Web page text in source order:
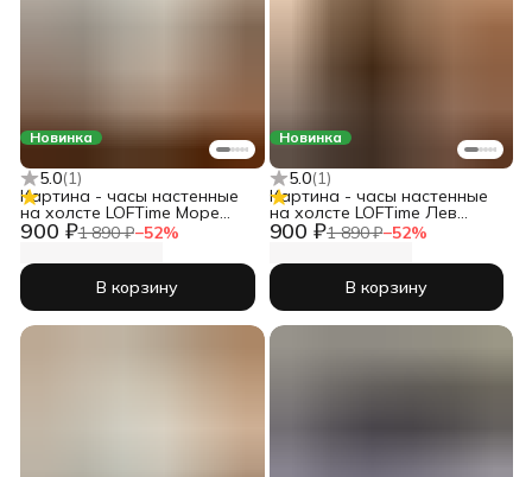
Новинка
5.0(1)
900 ₽1 890 ₽−52%
Картина - часы настенные
на холсте LOFTime Море
закат масло Ч-725-3555
В корзину
Новинка
5.0(1)
900 ₽1 890 ₽−52%
Картина - часы настенные
на холсте LOFTime Лев
львица любовь Ч-679-3555
В корзину